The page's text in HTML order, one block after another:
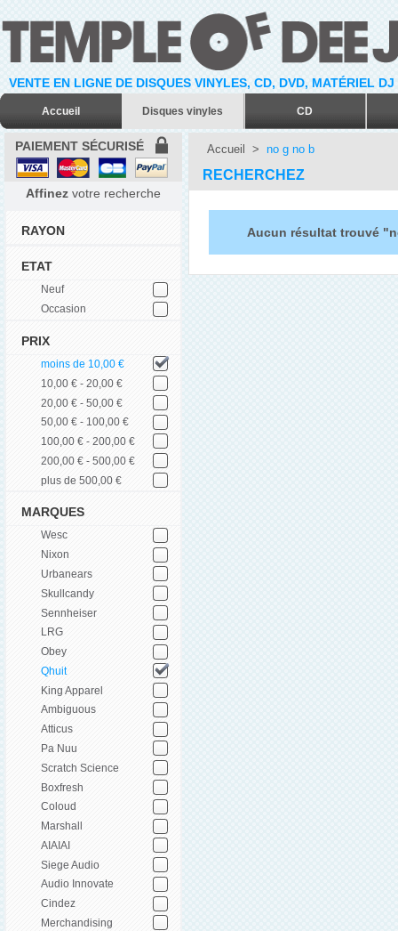
VENTE EN LIGNE DE DISQUES VINYLES, CD, DVD, MATÉRIEL
Accueil Disques vinyles CD
PAIEMENT SÉCURISÉ
Affinez votre recherche
RAYON
ETAT
Neuf
Occasion
PRIX
moins de 10,00 €
10,00 € - 20,00 €
20,00 € - 50,00 €
50,00 € - 100,00 €
100,00 € - 200,00 €
200,00 € - 500,00 €
plus de 500,00 €
MARQUES
Wesc
Nixon
Urbanears
Skullcandy
Sennheiser
LRG
Obey
Qhuit
King Apparel
Ambiguous
Atticus
Pa Nuu
Scratch Science
Boxfresh
Coloud
Marshall
AIAIAI
Siege Audio
Audio Innovate
Cindez
Merchandising
Accueil > no g no b
RECHERCHEZ
Aucun résultat trouvé